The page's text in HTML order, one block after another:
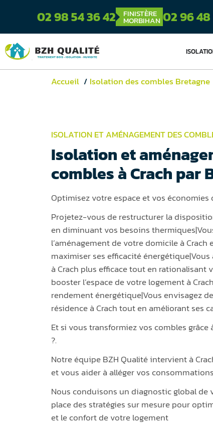
02 98 54 36 42 FINISTÈRE
MORBIHAN 02 96
Accueil Isolation des combles Bretagne
ISOLATION ET AMÉNAGEMENT DES
Isolation et
combles à Crach par
Optimisez votre espace et vos économies
Projetez-vous de restructurer la
en diminuant vos besoins
l’aménagement de votre domicile à
maximiser ses efficacité
à Crach plus efficace tout en
booster l’espace de votre logement à
rendement énergétique|Vous envisagez
résidence à Crach tout en améliorant ses
Et si vous transformiez vos combles grâce
?.
Notre équipe BZH Qualité intervient à
et vous aider à alléger vos
Nous conduisons un diagnostic global
place des stratégies sur mesure pour
et le confort de votre logement